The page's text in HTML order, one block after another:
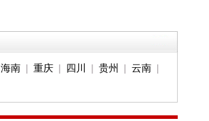
海南| 重庆| 四川 | 贵州 | 云南|